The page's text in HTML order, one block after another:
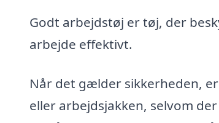
Godt arbejdstøj er tøj, der
arbejde effektivt.
Når det gælder sikkerheden,
eller arbejdsjakken, selvom